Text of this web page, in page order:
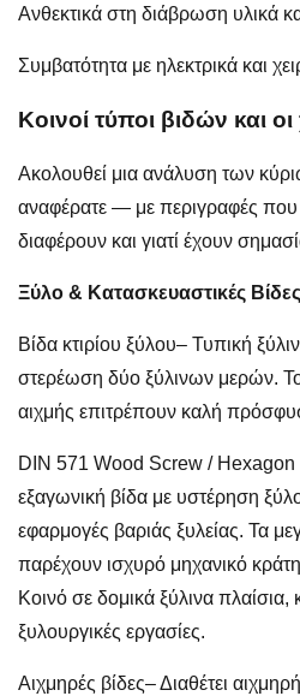
Ανθεκτικά στη διάβρωση υλικά
Συμβατότητα με ηλεκτρικά και
Κοινοί τύποι βιδών και
Ακολουθεί μια ανάλυση των
αναφέρατε — με περιγραφές
διαφέρουν και γιατί έχουν
Ξύλο & Κατασκευαστικές Βίδες
Βίδα κτιρίου ξύλου– Τυπική
στερέωση δύο ξύλινων μερών.
αιχμής επιτρέπουν καλή
DIN 571 Wood Screw /
εξαγωνική βίδα με υστέρηση
εφαρμογές βαριάς ξυλείας. Τα
παρέχουν ισχυρό μηχανικό
Κοινό σε δομικά ξύλινα
ξυλουργικές εργασίες.
Αιχμηρές βίδες– Διαθέτει